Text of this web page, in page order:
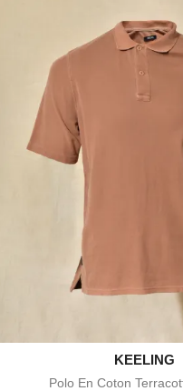
Aperçu
KEELING
Polo En Coton